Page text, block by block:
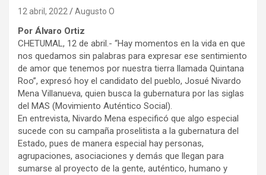
12 abril, 2022 Augusto O
Por Álvaro Ortiz
CHETUMAL, 12 de abril.- “Hay momentos en la vida en que
nos quedamos sin palabras para expresar ese sentimiento
de amor que tenemos por nuestra tierra llamada Quintana
Roo”, expresó hoy el candidato del pueblo, Josué Nivardo
Mena Villanueva, quien busca la gubernatura por las siglas
del MAS (Movimiento Auténtico Social).
En entrevista, Nivardo Mena especificó que algo especial
sucede con su campaña proselitista a la gubernatura del
Estado, pues de manera especial hay personas,
agrupaciones, asociaciones y demás que llegan para
sumarse al proyecto de la gente, auténtico, humano y